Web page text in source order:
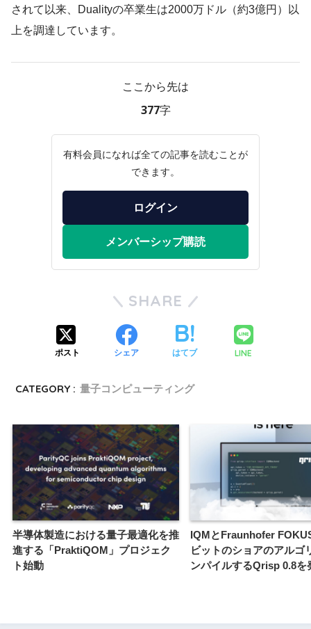
されて以来、Dualityの卒業生は2000万ドル（約3億円）以
上を調達しています。
ここから先は
377字
有料会員になれば全ての記事を読むことが
できます。
ログイン
メンバーシップ購読
SHARE
ポスト シェア はてブ LINE
CATEGORY : 量子コンピューティング
半導体製造における量子最適化を推
進する「PraktiQOM」プロジェク
ト始動
IQMとFraunhofer
ビットのショアのアルゴ
ンパイルするQrisp 0.8を